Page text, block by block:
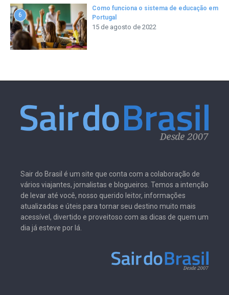
6
Como funciona o sistema de educação em
Portugal
15 de agosto de 2022
Sair do Brasil é um site que conta com a colaboração de
vários viajantes, jornalistas e blogueiros. Temos a intenção
de levar até você, nosso querido leitor, informações
atualizadas e úteis para tornar seu destino muito mais
acessível, divertido e proveitoso com as dicas de quem um
dia já esteve por lá.